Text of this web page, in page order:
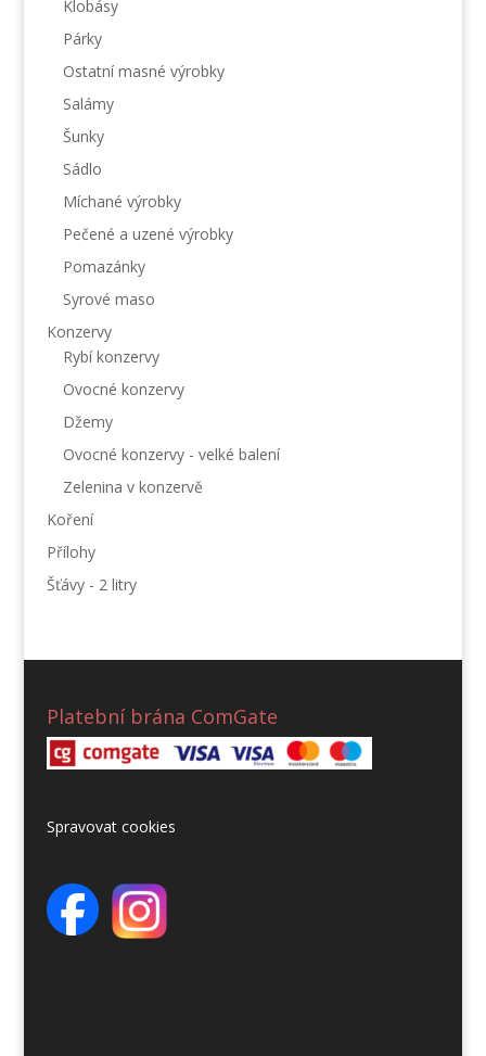
Klobásy
Párky
Ostatní masné výrobky
Salámy
Šunky
Sádlo
Míchané výrobky
Pečené a uzené výrobky
Pomazánky
Syrové maso
Konzervy
Rybí konzervy
Ovocné konzervy
Džemy
Ovocné konzervy - velké balení
Zelenina v konzervě
Koření
Přílohy
Šťávy - 2 litry
Platební brána ComGate
Spravovat cookies